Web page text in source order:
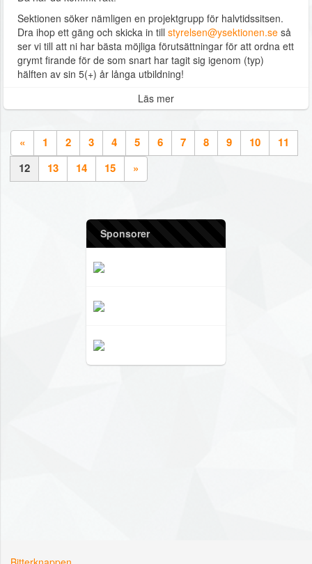
Sektionen söker nämligen en projektgrupp för halvtidssitsen.
Dra ihop ett gäng och skicka in till styrelsen@ysektionen.se så
ser vi till att ni har bästa möjliga förutsättningar för att ordna ett
grymt firande för de som snart har tagit sig igenom (typ)
hälften av sin 5(+) år långa utbildning!
Läs mer
« 1 2 3 4 5 6 7 8 9 10
11
12
13 14 15 »
Sponsorer